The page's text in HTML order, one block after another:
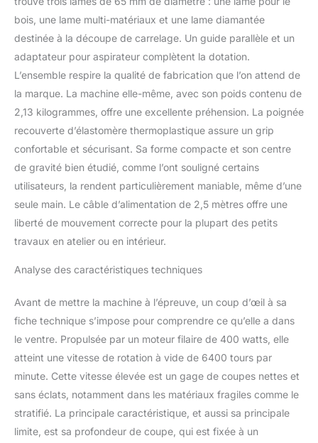
lame de scie de
précision, 1x lame de scie
spéciale, 1x lame de scie
diamantée céramique,
coffret
bois, une lame multi-matériaux et une lame diamantée
destinée à la découpe de carrelage. Un guide parallèle et un
adaptateur pour aspirateur complètent la dotation.
L’ensemble respire la qualité de fabrication que l’on attend de
la marque. La machine elle-même, avec son poids contenu de
2,13 kilogrammes, offre une excellente préhension. La poignée
recouverte d’élastomère thermoplastique assure un grip
confortable et sécurisant. Sa forme compacte et son centre
de gravité bien étudié, comme l’ont souligné certains
utilisateurs, la rendent particulièrement maniable, même d’une
seule main. Le câble d’alimentation de 2,5 mètres offre une
liberté de mouvement correcte pour la plupart des petits
travaux en atelier ou en intérieur.
Analyse des caractéristiques techniques
Avant de mettre la machine à l’épreuve, un coup d’œil à sa
fiche technique s’impose pour comprendre ce qu’elle a dans
le ventre. Propulsée par un moteur filaire de 400 watts, elle
atteint une vitesse de rotation à vide de 6400 tours par
minute. Cette vitesse élevée est un gage de coupes nettes et
sans éclats, notamment dans les matériaux fragiles comme le
stratifié. La principale caractéristique, et aussi sa principale
limite, est sa profondeur de coupe, qui est fixée à un